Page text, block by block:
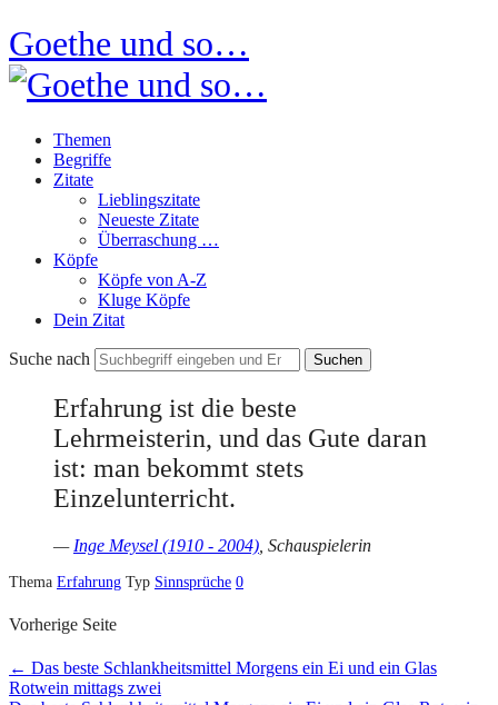
Goethe und so…
Themen
Begriffe
Zitate
Lieblingszitate
Neueste Zitate
Überraschung …
Köpfe
Köpfe von A-Z
Kluge Köpfe
Dein Zitat
Suche nach
Erfahrung ist die beste
Lehrmeisterin, und das Gute daran
ist: man bekommt stets
Einzelunterricht.
— Inge Meysel (1910 - 2004) , Schauspielerin
Thema Erfahrung Typ Sinnsprüche 0
Vorherige Seite
← Das beste Schlankheitsmittel Morgens ein Ei und ein Glas
Rotwein mittags zwei